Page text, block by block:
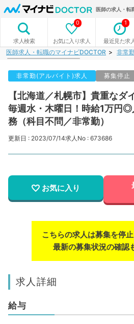
医師の求人・転
求人検索 お気に入り求人
0
最近見た求
1
医師求人・転職のマイナビDOCTOR 非常
非常勤(アルバイト)求人 募集停止
【北海道／札幌市】貴重な
毎週水・木曜日！時給1万円
務（科目不問／非常勤）
更新日 : 2023/07/14求人No : 673686
お気に入り
こちらの求人は募集を停止
最新の募集状況の確認
求人詳細
給与